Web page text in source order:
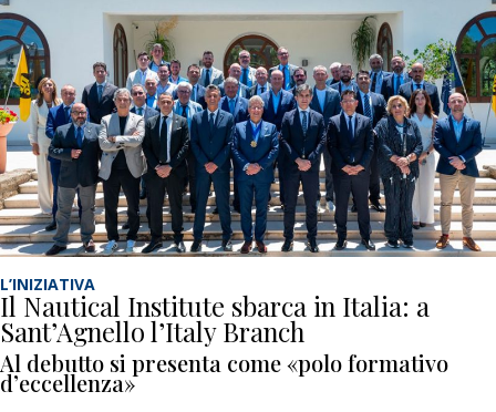
L’INIZIATIVA
Il Nautical Institute sbarca in Italia: a
Sant’Agnello l’Italy Branch
Al debutto si presenta come «polo formativo
d’eccellenza»